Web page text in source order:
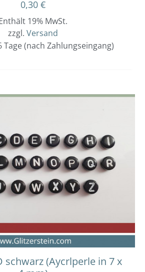
0,30 €
19% MwSt.
zzgl. Versand
Tage (nach Zahlungseingang)
schwarz (Aycrlperle in 7 x